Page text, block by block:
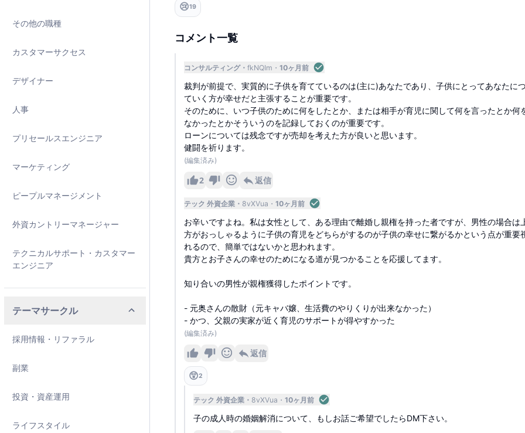
その他の職種
カスタマーサクセス
デザイナー
人事
プリセールスエンジニア
マーケティング
ピープルマネージメント
外資カントリーマネージャー
テクニカルサポート・カスタマー
エンジニア
テーマサークル
採用情報・リファラル
副業
投資・資産運用
ライフスタイル
😢19
コメント一覧
コンサルティング fkNQIm 10ヶ月前
裁判が前提で、実質的に子供を育てているのは(主に)あなたであり、子供にとってあなたに
ていく方が幸せだと主張することが重要です。
そのために、いつ子供のために何をしたとか、または相手が育児に関して何を言ったとか何
なかったとかそういうのを記録しておくのが重要です。
ローンについては残念ですが売却を考えた方が良いと思います。
健闘を祈ります。
(編集済み)
2 返信
テック 外資企業 8vXVua 10ヶ月前
お辛いですよね。私は女性として、ある理由で離婚し親権を持った者ですが、男性の場合は
方がおっしゃるように子供の育児をどちらがするのが子供の幸せに繋がるかという点が重要
れるので、簡単ではないかと思われます。
貴方とお子さんの幸せのためになる道が見つかることを応援してます。
知り合いの男性が親権獲得したポイントです。
- 元奥さんの散財（元キャバ嬢、生活費のやりくりが出来なかった）
- かつ、父親の実家が近く育児のサポートが得やすかった
(編集済み)
返信
😲2
テック 外資企業 8vXVua 10ヶ月前
子の成人時の婚姻解消について、もしお話ご希望でしたらDM下さい。